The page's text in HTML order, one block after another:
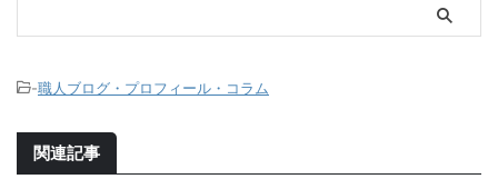
-職人ブログ・プロフィール・コラム
関連記事